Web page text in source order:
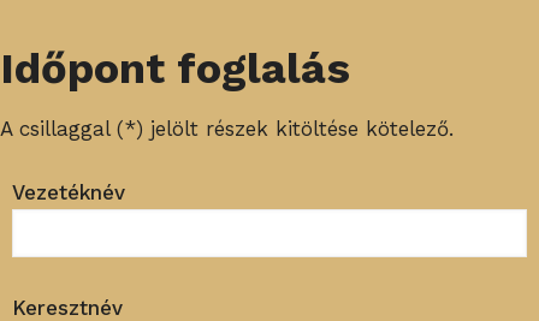
Időpont foglalás
A csillaggal (*) jelölt részek kitöltése kötelező.
Vezetéknév
Keresztnév